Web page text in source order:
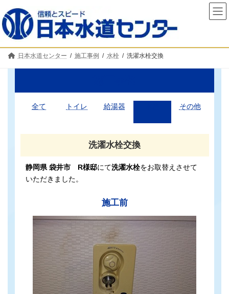
ン
テ
ン
へ
ビ
ゲ
ー
ョ
日本水道センター 施工事例 水栓 洗濯水栓交換
全て トイレ 給湯器 その他
洗濯水栓交換
静岡県 袋井市 R様邸にて洗濯水栓をお取替えさせて
いただきました。
施工前